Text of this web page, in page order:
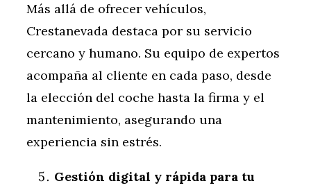
Más allá de ofrecer vehículos,
Crestanevada destaca por su servicio
cercano y humano. Su equipo de expertos
acompaña al cliente en cada paso, desde
la elección del coche hasta la firma y el
mantenimiento, asegurando una
experiencia sin estrés.
Gestión digital y rápida para tu